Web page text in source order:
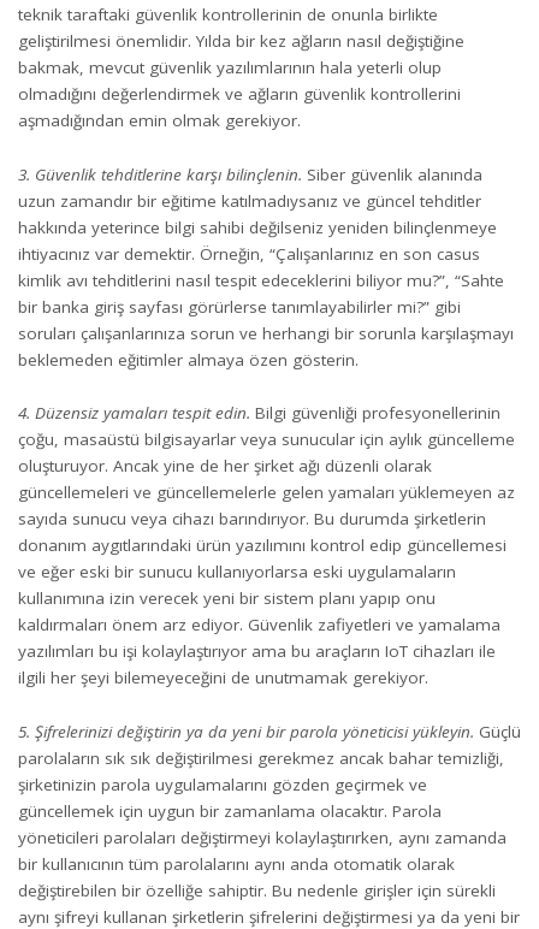
teknik taraftaki güvenlik kontrollerinin de onunla birlikte
geliştirilmesi önemlidir. Yılda bir kez ağların nasıl değiştiğine
bakmak, mevcut güvenlik yazılımlarının hala yeterli olup
olmadığını değerlendirmek ve ağların güvenlik kontrollerini
aşmadığından emin olmak gerekiyor.
3. Güvenlik tehditlerine karşı bilinçlenin. Siber güvenlik alanında
uzun zamandır bir eğitime katılmadıysanız ve güncel tehditler
hakkında yeterince bilgi sahibi değilseniz yeniden bilinçlenmeye
ihtiyacınız var demektir. Örneğin, “Çalışanlarınız en son casus
kimlik avı tehditlerini nasıl tespit edeceklerini biliyor mu?”, “Sahte
bir banka giriş sayfası görürlerse tanımlayabilirler mi?” gibi
soruları çalışanlarınıza sorun ve herhangi bir sorunla karşılaşmayı
beklemeden eğitimler almaya özen gösterin.
4. Düzensiz yamaları tespit edin. Bilgi güvenliği profesyonellerinin
çoğu, masaüstü bilgisayarlar veya sunucular için aylık güncelleme
oluşturuyor. Ancak yine de her şirket ağı düzenli olarak
güncellemeleri ve güncellemelerle gelen yamaları yüklemeyen az
sayıda sunucu veya cihazı barındırıyor. Bu durumda şirketlerin
donanım aygıtlarındaki ürün yazılımını kontrol edip güncellemesi
ve eğer eski bir sunucu kullanıyorlarsa eski uygulamaların
kullanımına izin verecek yeni bir sistem planı yapıp onu
kaldırmaları önem arz ediyor. Güvenlik zafiyetleri ve yamalama
yazılımları bu işi kolaylaştırıyor ama bu araçların IoT cihazları ile
ilgili her şeyi bilemeyeceğini de unutmamak gerekiyor.
5. Şifrelerinizi değiştirin ya da yeni bir parola yöneticisi yükleyin. Güçlü
parolaların sık sık değiştirilmesi gerekmez ancak bahar temizliği,
şirketinizin parola uygulamalarını gözden geçirmek ve
güncellemek için uygun bir zamanlama olacaktır. Parola
yöneticileri parolaları değiştirmeyi kolaylaştırırken, aynı zamanda
bir kullanıcının tüm parolalarını aynı anda otomatik olarak
değiştirebilen bir özelliğe sahiptir. Bu nedenle girişler için sürekli
aynı şifreyi kullanan şirketlerin şifrelerini değiştirmesi ya da yeni bir